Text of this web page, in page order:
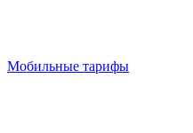
Мобильные тарифы